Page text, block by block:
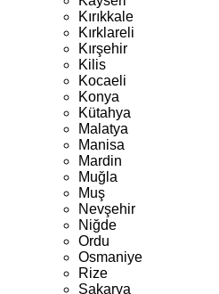
Kırıkkale
Kırklareli
Kırşehir
Kilis
Kocaeli
Konya
Kütahya
Malatya
Manisa
Mardin
Muğla
Muş
Nevşehir
Niğde
Ordu
Osmaniye
Rize
Sakarya